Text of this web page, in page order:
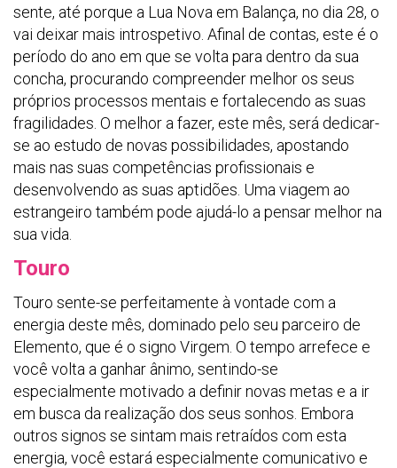
sente, até porque a Lua Nova em Balança, no dia 28, o
vai deixar mais introspetivo. Afinal de contas, este é o
período do ano em que se volta para dentro da sua
concha, procurando compreender melhor os seus
próprios processos mentais e fortalecendo as suas
fragilidades. O melhor a fazer, este mês, será dedicar-
se ao estudo de novas possibilidades, apostando
mais nas suas competências profissionais e
desenvolvendo as suas aptidões. Uma viagem ao
estrangeiro também pode ajudá-lo a pensar melhor na
sua vida.
Touro
Touro sente-se perfeitamente à vontade com a
energia deste mês, dominado pelo seu parceiro de
Elemento, que é o signo Virgem. O tempo arrefece e
você volta a ganhar ânimo, sentindo-se
especialmente motivado a definir novas metas e a ir
em busca da realização dos seus sonhos. Embora
outros signos se sintam mais retraídos com esta
energia, você estará especialmente comunicativo e